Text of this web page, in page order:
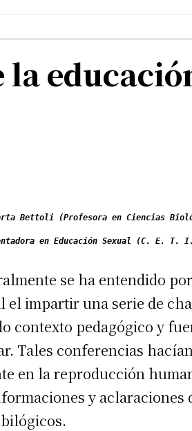
la
Bettoli (Profesora en Ciencias
en Educación Sexual (C. E. T.
se ha entendido
el impartir una serie de
contexto pedagógico y
Tales conferencias
en la reproducción
y aclaraciones